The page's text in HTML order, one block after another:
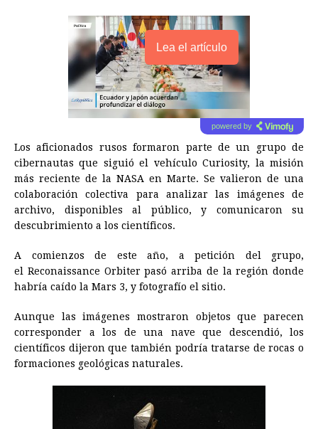
Lea el artículo
powered by
Los aficionados rusos formaron parte de un grupo de
cibernautas que siguió el vehículo Curiosity, la misión
más reciente de la NASA en Marte. Se valieron de una
colaboración colectiva para analizar las imágenes de
archivo, disponibles al público, y comunicaron su
descubrimiento a los científicos.
A comienzos de este año, a petición del grupo,
el Reconaissance Orbiter pasó arriba de la región donde
habría caído la Mars 3, y fotografío el sitio.
Aunque las imágenes mostraron objetos que parecen
corresponder a los de una nave que descendió, los
científicos dijeron que también podría tratarse de rocas o
formaciones geológicas naturales.